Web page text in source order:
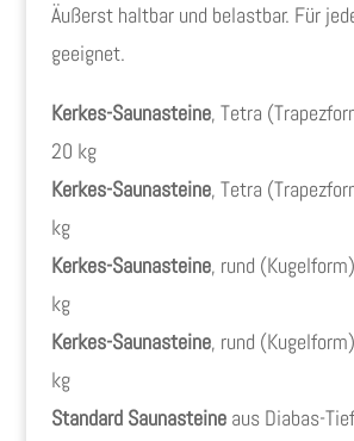
Äußerst haltbar und belastbar. Für
geeignet.
Kerkes-Saunasteine, Tetra
20 kg
Kerkes-Saunasteine, Tetra
kg
Kerkes-Saunasteine, rund
kg
Kerkes-Saunasteine, rund
kg
Standard Saunasteine aus Diabas-